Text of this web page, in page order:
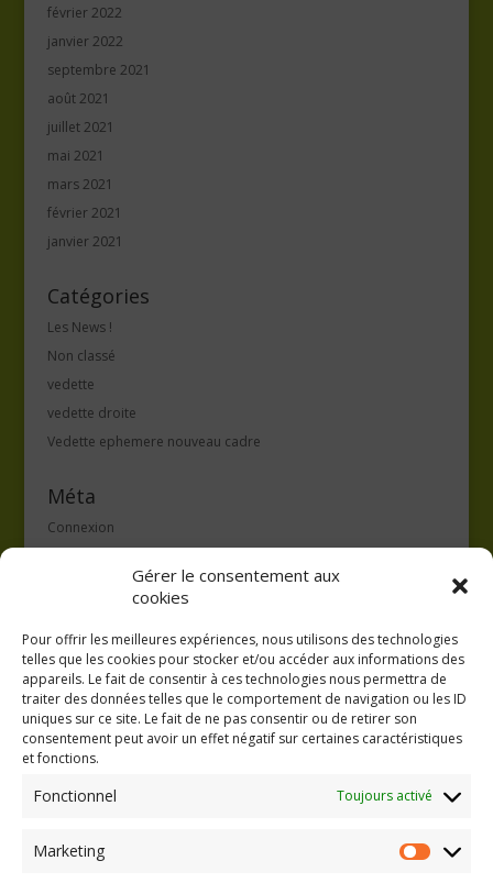
Gérer le consentement aux
cookies
Pour offrir les meilleures expériences, nous utilisons des technologies
telles que les cookies pour stocker et/ou accéder aux informations des
appareils. Le fait de consentir à ces technologies nous permettra de
traiter des données telles que le comportement de navigation ou les ID
uniques sur ce site. Le fait de ne pas consentir ou de retirer son
consentement peut avoir un effet négatif sur certaines caractéristiques
et fonctions.
Fonctionnel Toujours activé
Marketing Marketing
février 2022
janvier 2022
septembre 2021
août 2021
juillet 2021
mai 2021
mars 2021
février 2021
janvier 2021
Catégories
Les News !
Non classé
vedette
vedette droite
Vedette ephemere nouveau cadre
Méta
Connexion
Flux des commentaires
GAEC A la volée
Kergreach - Loperhet
06 65 62 84 25